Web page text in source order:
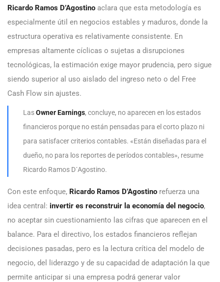
Ricardo Ramos D’Agostino aclara que esta metodología es
especialmente útil en negocios estables y maduros, donde la
estructura operativa es relativamente consistente. En
empresas altamente cíclicas o sujetas a disrupciones
tecnológicas, la estimación exige mayor prudencia, pero sigue
siendo superior al uso aislado del ingreso neto o del Free
Cash Flow sin ajustes.
LasOwner Earnings, concluye, no aparecen en los estados
financieros porque no están pensadas para el corto plazo ni
para satisfacer criterios contables. «Están diseñadas para el
dueño, no para los reportes de períodos contables», resume
Ricardo Ramos D´Agostino.
Con este enfoque, Ricardo Ramos D’Agostino refuerza una
idea central: invertir es reconstruir la economía del negocio,
no aceptar sin cuestionamiento las cifras que aparecen en el
balance. Para el directivo, los estados financieros reflejan
decisiones pasadas, pero es la lectura crítica del modelo de
negocio, del liderazgo y de su capacidad de adaptación la que
permite anticipar si una empresa podrá generar valor